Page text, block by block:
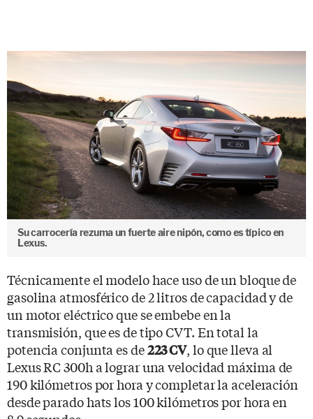
Su carrocería rezuma un fuerte aire nipón, como es típico en
Lexus.
Técnicamente el modelo hace uso de un bloque de
gasolina atmosférico de 2 litros de capacidad y de
un motor eléctrico que se embebe en la
transmisión, que es de tipo CVT. En total la
potencia conjunta es de223 CV, lo que lleva al
Lexus RC 300h a lograr una velocidad máxima de
190 kilómetros por hora y completar la aceleración
desde parado hats los 100 kilómetros por hora en